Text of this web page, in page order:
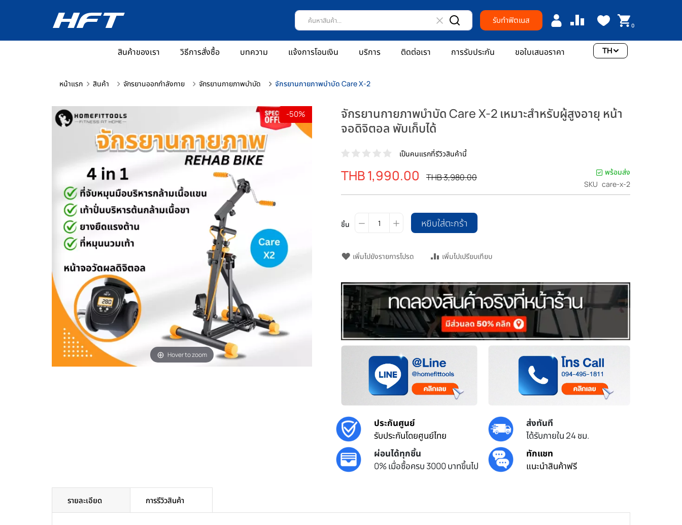
รับทำฟิตเนส 0
สินค้าของเรา วิธีการสั่งซื้อ บทความ แจ้งการโอนเงิน บริการ ติดต่อเรา การรับประกัน ขอใบเสนอราคา TH
หน้าแรก สินค้า จักรยานออกกำลังกาย จักรยานกายภาพบำบัด จักรยานกายภาพบำบัด Care X-2
Hover to zoom
-50%
จักรยานกายภาพบำบัด Care X-2 เหมาะสำหรับผู้สูงอายุ หน้า
จอดิจิตอล พับเก็บได้
เป็นคนแรกที่รีวิวสินค้านี้
ราคา
THB 1,990.00 ราคา
ปรกติ
THB 3,980.00
พร้อมส่ง
SKU care-x-2
ชิ้น หยิบใส่ตะกร้า
เพิ่มไปยังรายการโปรด เพิ่มไปเปรียบเทียบ
ประกันศูนย์
รับประกันโดยศูนย์ไทย
ส่งทันที
ได้รับภายใน 24 ชม.
ผ่อนได้ทุกชิ้น
0% เมื่อซื้อครบ 3000 บาทขึ้นไป
ทักแชท
แนะนำสินค้าฟรี
รายละเอียด การรีวิวสินค้า